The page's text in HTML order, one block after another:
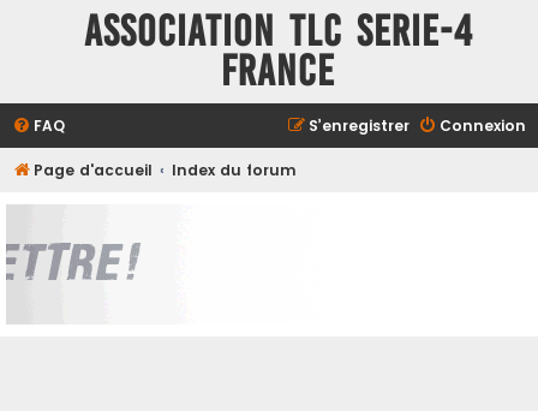
ASSOCIATION TLC SERIE-4
FRANCE
FAQ Connexion
S’enregistrer
Page d'accueil Index du forum